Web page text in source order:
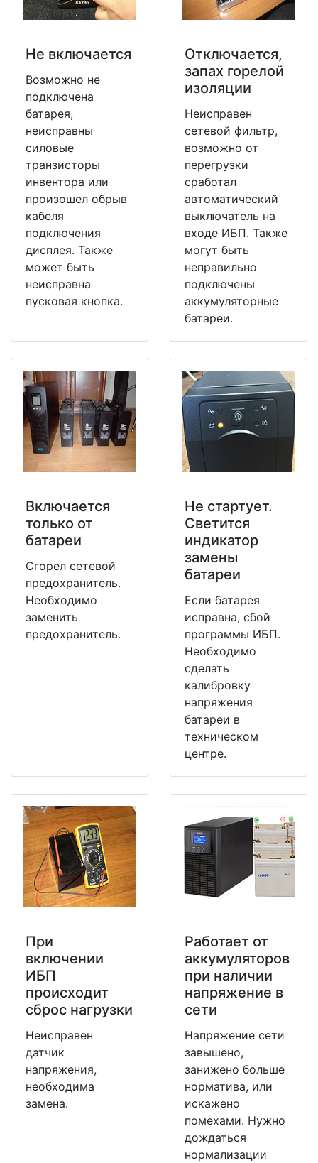
Не включается
Возможно не
подключена
батарея,
неисправны
силовые
транзисторы
инвентора или
произошел обрыв
кабеля
подключения
дисплея. Также
может быть
неисправна
пусковая кнопка.
Отключается,
запах горелой
изоляции
Неисправен
сетевой фильтр,
возможно от
перегрузки
сработал
автоматический
выключатель на
входе ИБП. Также
могут быть
неправильно
подключены
аккумуляторные
батареи.
Включается
только от
батареи
Сгорел сетевой
предохранитель.
Необходимо
заменить
предохранитель.
Не стартует.
Светится
индикатор
замены
батареи
Если батарея
исправна, сбой
программы ИБП.
Необходимо
сделать
калибровку
напряжения
батареи в
техническом
центре.
При
включении
ИБП
происходит
сброс нагрузки
Неисправен
датчик
напряжения,
необходима
замена.
Работает от
аккумуляторов
при наличии
напряжение в
сети
Напряжение сети
завышено,
занижено больше
норматива, или
искажено
помехами. Нужно
дождаться
нормализации